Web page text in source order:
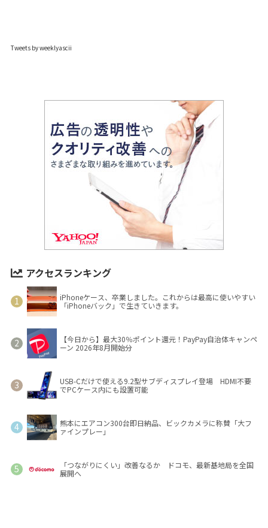
Tweets by weeklyascii
アクセスランキング
iPhoneケース、卒業しました。これからは最高に使いやすい
「iPhoneバック」で生きていきます。
【今日から】最大30％ポイント還元！PayPay自治体キャンペ
ーン 2026年8月開始分
USB-Cだけで使える9.2型サブディスプレイ登場 HDMI不要
でPCケース内にも設置可能
熊本にエアコン300台即日納品、ビックカメラに称賛「大フ
ァインプレー」
「つながりにくい」改善なるか ドコモ、最新基地局を全国
展開へ